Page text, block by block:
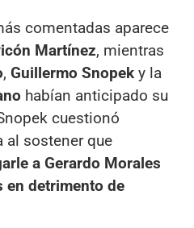
comentadas aparece
Martínez, mientras
, Guillermo Snopek y la
habían anticipado su
cuestionó
al sostener que
a Gerardo Morales
en detrimento de